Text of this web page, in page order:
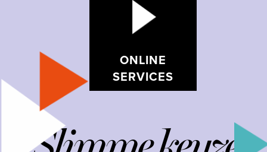
ONLINE
SERVICES